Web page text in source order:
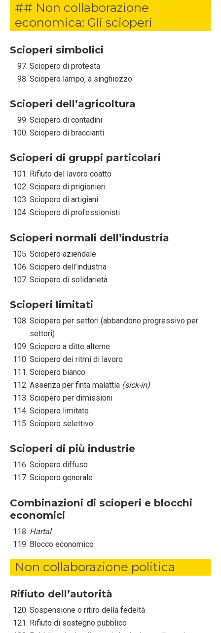
## Non collaborazione
economica: Gli scioperi
Scioperi simbolici
Sciopero di protesta
Sciopero lampo, a singhiozzo
Scioperi dell’agricoltura
Sciopero di contadini
Sciopero di braccianti
Scioperi di gruppi particolari
Rifiuto del lavoro coatto
Sciopero di prigionieri
Sciopero di artigiani
Sciopero di professionisti
Scioperi normali dell’industria
Sciopero aziendale
Sciopero dell’industria
Sciopero di solidarietà
Scioperi limitati
Sciopero per settori (abbandono progressivo per
settori)
Sciopero a ditte alterne
Sciopero dei ritmi di lavoro
Sciopero bianco
Assenza per finta malattia (sick-in)
Sciopero per dimissioni
Sciopero limitato
Sciopero selettivo
Scioperi di più industrie
Sciopero diffuso
Sciopero generale
Combinazioni di scioperi e blocchi
economici
Hartal
Blocco economico
Non collaborazione politica
Rifiuto dell’autorità
Sospensione o ritiro della fedeltà
Rifiuto di sostegno pubblico